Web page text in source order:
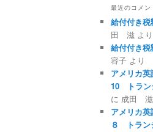
最近のコメン
給付付き
田 滋 より
給付付き
容子 より
アメリカ
10 トラン
に 成田 滋
アメリカ
８ トラン